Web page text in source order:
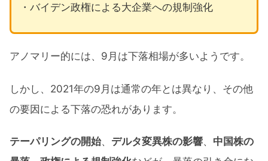
・バイデン政権による大企業への規制強化
アノマリー的には、9月は下落相場が多いようです。
しかし、2021年の9月は通常の年とは異なり、その他
の要因による下落の恐れがあります。
テーパリングの開始、 デルタ変異株の影響、 中国株の